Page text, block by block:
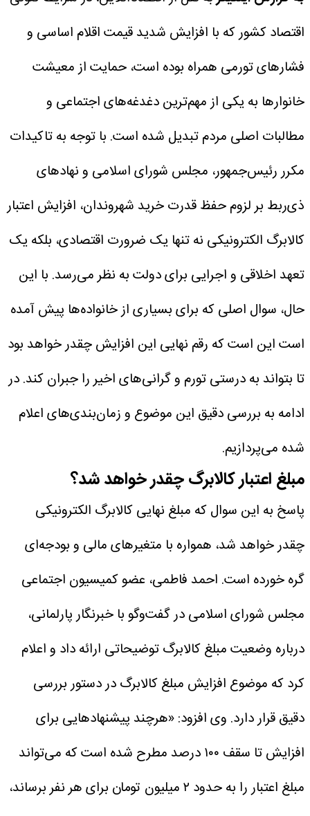
اقتصاد کشور که با افزایش شدید قیمت اقلام اساسی و
فشارهای تورمی همراه بوده است، حمایت از معیشت
خانوارها به یکی از مهم‌ترین دغدغه‌های اجتماعی و
مطالبات اصلی مردم تبدیل شده است. با توجه به تاکیدات
مکرر رئیس‌جمهور، مجلس شورای اسلامی و نهادهای
ذی‌ربط بر لزوم حفظ قدرت خرید شهروندان، افزایش اعتبار
کالابرگ الکترونیکی نه تنها یک ضرورت اقتصادی، بلکه یک
تعهد اخلاقی و اجرایی برای دولت به نظر می‌رسد. با این
حال، سوال اصلی که برای بسیاری از خانواده‌ها پیش آمده
است این است که رقم نهایی این افزایش چقدر خواهد بود
تا بتواند به درستی تورم و گرانی‌های اخیر را جبران کند. در
ادامه به بررسی دقیق این موضوع و زمان‌بندی‌های اعلام
شده می‌پردازیم.
مبلغ اعتبار کالابرگ چقدر خواهد شد؟
پاسخ به این سوال که مبلغ نهایی کالابرگ الکترونیکی
چقدر خواهد شد، همواره با متغیرهای مالی و بودجه‌ای
گره خورده است. احمد فاطمی، عضو کمیسیون اجتماعی
مجلس شورای اسلامی در گفت‌وگو با خبرنگار پارلمانی،
درباره وضعیت مبلغ کالابرگ توضیحاتی ارائه داد و اعلام
کرد که موضوع افزایش مبلغ کالابرگ در دستور بررسی
دقیق قرار دارد. وی افزود: «هرچند پیشنهادهایی برای
افزایش تا سقف ۱۰۰ درصد مطرح شده است که می‌تواند
مبلغ اعتبار را به حدود ۲ میلیون تومان برای هر نفر برساند،